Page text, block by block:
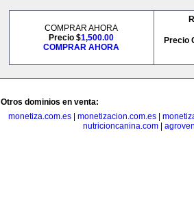
COMPRAR AHORA
Precio $1,500.00
COMPRAR AHORA
Precio
Otros dominios en venta:
monetiza.com.es| monetizacion.com.es|
nutricioncanina.com